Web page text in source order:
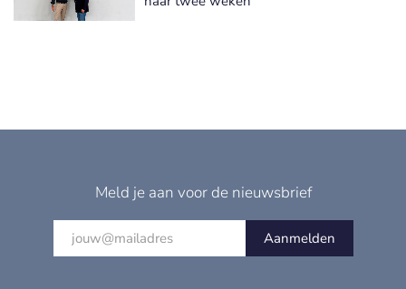
Meld je aan voor de nieuwsbrief
Aanmelden